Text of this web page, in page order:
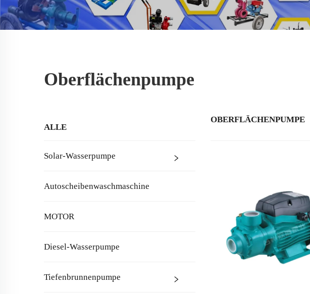
Oberflächenpumpe
ALLE
Solar-Wasserpumpe
Autoscheibenwaschmaschine
MOTOR
Diesel-Wasserpumpe
Tiefenbrunnenpumpe
OBERFLÄCHENPUMPE